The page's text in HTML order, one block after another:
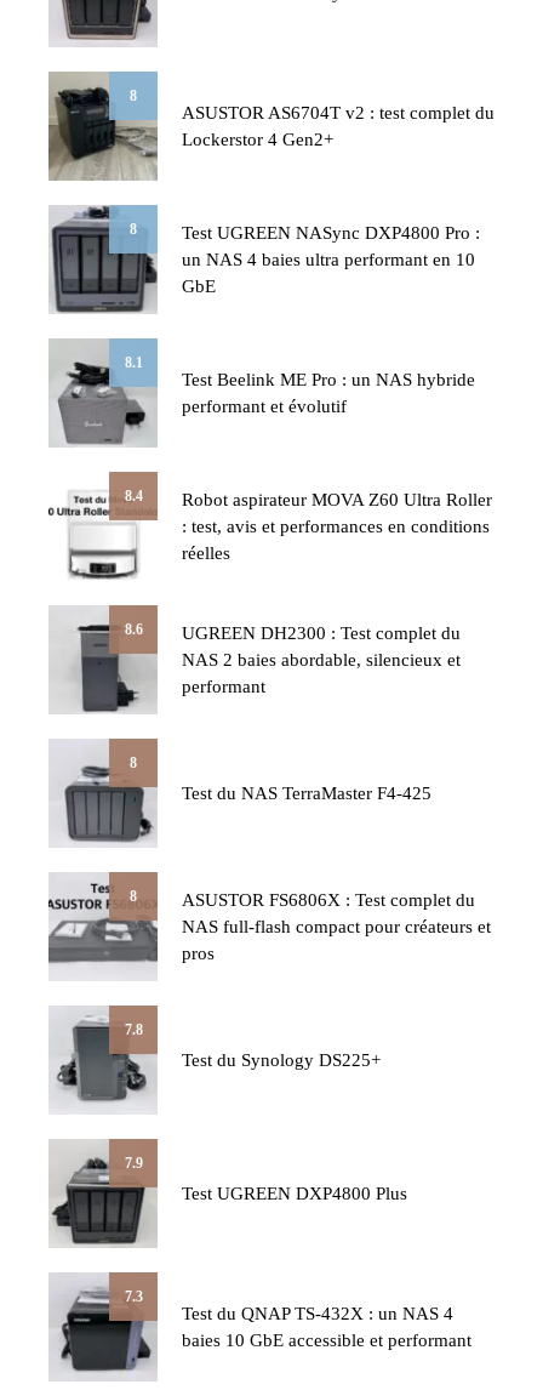
8
ASUSTOR AS6704T v2 : test complet du
Lockerstor 4 Gen2+
8
Test UGREEN NASync DXP4800 Pro :
un NAS 4 baies ultra performant en 10
GbE
8.1
Test Beelink ME Pro : un NAS hybride
performant et évolutif
8.4
Robot aspirateur MOVA Z60 Ultra Roller
: test, avis et performances en conditions
réelles
8.6
UGREEN DH2300 : Test complet du
NAS 2 baies abordable, silencieux et
performant
8
Test du NAS TerraMaster F4-425
8
ASUSTOR FS6806X : Test complet du
NAS full-flash compact pour créateurs et
pros
7.8
Test du Synology DS225+
7.9
Test UGREEN DXP4800 Plus
7.3
Test du QNAP TS-432X : un NAS 4
baies 10 GbE accessible et performant